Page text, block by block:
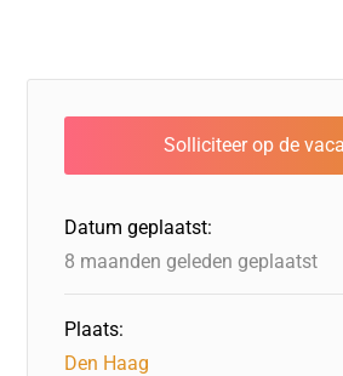
e
b
o
o
k
er e
dI
n
o
d
o
a
d
s
s
A
p
Datum geplaatst:
8 maanden geleden geplaatst
Plaats:
Den Haag